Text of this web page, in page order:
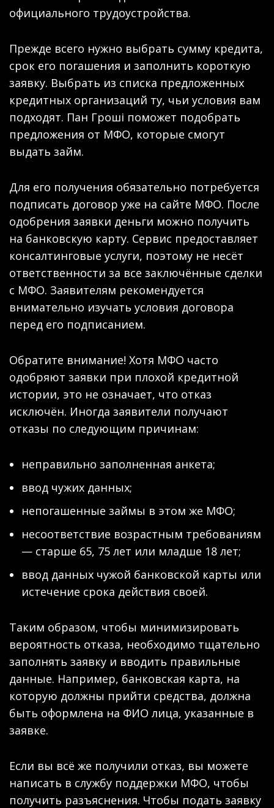
официального трудоустройства.
Прежде всего нужно выбрать сумму кредита,
срок его погашения и заполнить короткую
заявку. Выбрать из списка предложенных
кредитных организаций ту, чьи условия вам
подходят. Пан Гроші поможет подобрать
предложения от МФО, которые смогут
выдать займ.
Для его получения обязательно потребуется
подписать договор уже на сайте МФО. После
одобрения заявки деньги можно получить
на банковскую карту. Сервис предоставляет
консалтинговые услуги, поэтому не несёт
ответственности за все заключённые сделки
с МФО. Заявителям рекомендуется
внимательно изучать условия договора
перед его подписанием.
Обратите внимание! Хотя МФО часто
одобряют заявки при плохой кредитной
истории, это не означает, что отказ
исключён. Иногда заявители получают
отказы по следующим причинам:
неправильно заполненная анкета;
ввод чужих данных;
непогашенные займы в этом же МФО;
несоответствие возрастным требованиям
— старше 65, 75 лет или младше 18 лет;
ввод данных чужой банковской карты или
истечение срока действия своей.
Таким образом, чтобы минимизировать
вероятность отказа, необходимо тщательно
заполнять заявку и вводить правильные
данные. Например, банковская карта, на
которую должны прийти средства, должна
быть оформлена на ФИО лица, указанные в
заявке.
Если вы всё же получили отказ, вы можете
написать в службу поддержки МФО, чтобы
получить разъяснения. Чтобы подать заявку